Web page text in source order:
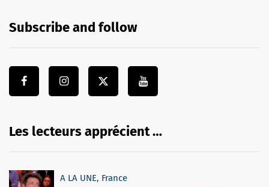
Subscribe and follow
Les lecteurs apprécient …
A LA UNE, France